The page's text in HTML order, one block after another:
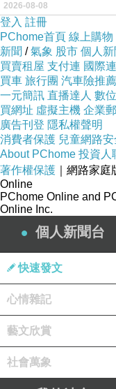
更多資料、資
2026-08-08
登入 註冊
PChome首頁 線上購物
新聞 /氣象 股市 個人新
買賣租屋 支付連 國際連
買車 旅行團 汽車險推薦
一元簡訊 直播達人 數
買網址 虛擬主機 企業
廣告刊登 隱私權聲明
消費者保護 兒童網路安
About PChome 投資人
著作權保護 ｜網路家
Online
PChome Online and
Online Inc.
個人新聞台
快速發文
心情雜記
藝文欣賞
社會萬象